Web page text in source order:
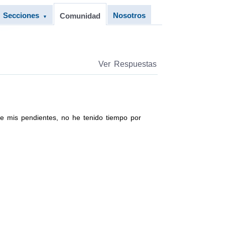
Secciones ▼ Comunidad Nosotros
Ver Respuestas
mis pendientes, no he tenido tiempo por